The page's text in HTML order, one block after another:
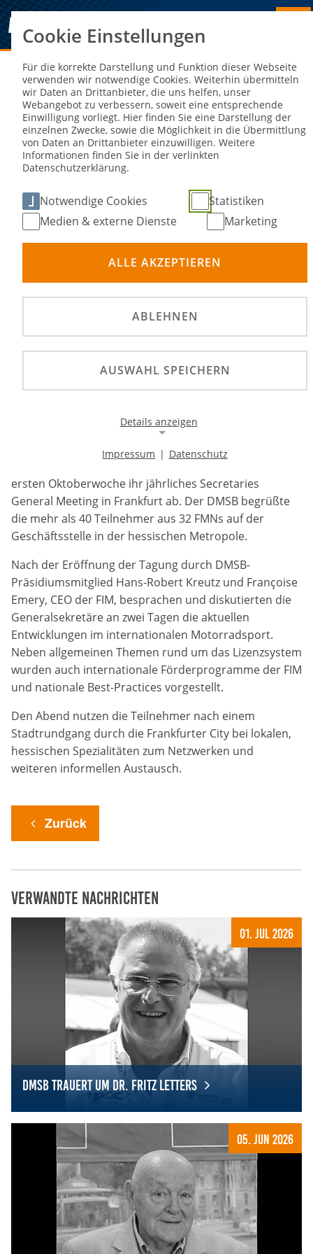
Sie sind hier: NEWS
FMN-Generalsekretäre zu Gast beim
DMSB
02. Okt 2024
Die Generalsekretäre der FMNs, der nationalen
Motorradsportverbände in der FIM, hielten in der
ersten Oktoberwoche ihr jährliches Secretaries
Die Generalsekretäre der FMNs, der nationalen
ersten Oktoberwoche ihr jährliches Secretaries
General Meeting in Frankfurt ab. Der DMSB begrüßte
die mehr als 40 Teilnehmer aus 32 FMNs auf der
Geschäftsstelle in der hessischen Metropole.
Nach der Eröffnung der Tagung durch DMSB-
Präsidiumsmitglied Hans-Robert Kreutz und Françoise
Emery, CEO der FIM, besprachen und diskutierten die
Generalsekretäre an zwei Tagen die aktuellen
Entwicklungen im internationalen Motorradsport.
Neben allgemeinen Themen rund um das Lizenzsystem
wurden auch internationale Förderprogramme der FIM
und nationale Best-Practices vorgestellt.
Den Abend nutzen die Teilnehmer nach einem
Stadtrundgang durch die Frankfurter City bei lokalen,
hessischen Spezialitäten zum Netzwerken und
weiteren informellen Austausch.
Zurück
Verwandte Nachrichten
01. Jul 2026
DMSB trauert um Dr. Fritz Letters
DMSB trauert um Dr. Fritz Letters
05. Jun 2026
Cookie Einstellungen
Für die korrekte Darstellung und Funktion dieser Webseite
verwenden wir notwendige Cookies. Weiterhin übermitteln
wir Daten an Drittanbieter, die uns helfen, unser
Webangebot zu verbessern, soweit eine entsprechende
Einwilligung vorliegt. Hier finden Sie eine Darstellung der
einzelnen Zwecke, sowie die Möglichkeit in die Übermittlung
von Daten an Drittanbieter einzuwilligen. Weitere
Informationen finden Sie in der verlinkten
Datenschutzerklärung.
Notwendige Cookies
Statistiken
Medien & externe Dienste
Marketing
ALLE AKZEPTIEREN
ABLEHNEN
AUSWAHL SPEICHERN
Details anzeigen
Notwendige Cookies ermöglichen die Kernfunktionalität
einer Website. Sie helfen dabei, die Website nutzbar zu
machen, indem sie grundlegende Funktionen
ermöglichen. Ohne diese Cookies kann die Website nicht
richtig funktionieren.
Background Image
Name:
gw-cookie-bgimage
Anbieter:
DMSB
Dieser Cookie speichert Informationen zu
verwendeten Hintergrundbildern der Website.
Cookie Laufzeit:
24 Stunden
Cookie Consent
cookie_consent
Anbieter:
DMSB
Dieser Cookie speichert die gewählten Cookie-
Einstellungen.
12 Monate
Statistiken
Cookies, die der Sammlung von Informationen und
Erstellung von Berichten über die Website-
Nutzungsstatistik dienen, ohne dass einzelne
Besucher persönlich identifiziert werden können.
Google Analytics
Name:
_gat, _ga, _gid
Impressum | Datenschutz